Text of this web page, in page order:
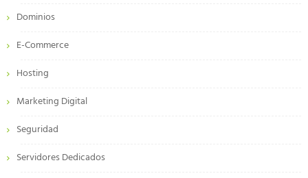
Dominios
E-Commerce
Hosting
Marketing Digital
Seguridad
Servidores Dedicados